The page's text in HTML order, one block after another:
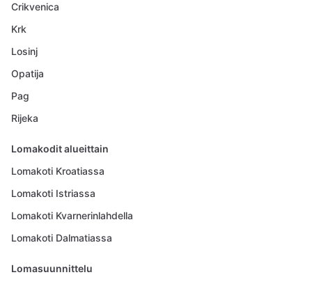
Crikvenica
Krk
Losinj
Opatija
Pag
Rijeka
Lomakodit alueittain
Lomakoti Kroatiassa
Lomakoti Istriassa
Lomakoti Kvarnerinlahdella
Lomakoti Dalmatiassa
Lomasuunnittelu